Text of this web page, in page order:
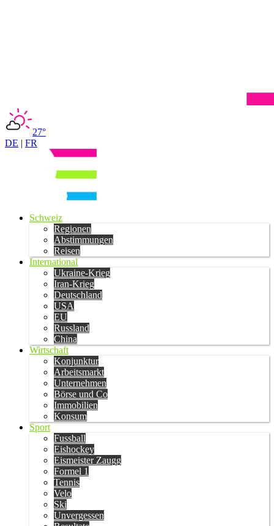
27°
DE | FR
Schweiz
Regionen
Abstimmungen
Reisen
International
Ukraine-Krieg
Iran-Krieg
Deutschland
USA
EU
Russland
China
Wirtschaft
Konjunktur
Arbeitsmarkt
Unternehmen
Börse und Co
Immobilien
Konsum
Sport
Fussball
Eishockey
Eismeister Zaugg
Formel 1
Tennis
Velo
Ski
Unvergessen